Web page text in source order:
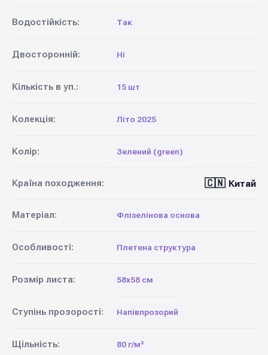
Водостійкість: Так
Двосторонній: Ні
Кількість в уп.: 15 шт
Колекція: Літо 2025
Колір: Зелений (green)
Країна походження: 🇨🇳 Китай
Матеріал: Флізелінова основа
Особливості: Плетена структура
Розмір листа: 58х58 см
Ступінь прозорості: Напівпрозорий
Щільність: 80 г/м²